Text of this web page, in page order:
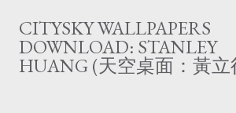
Skip to main content
CITYSKY WALLPAPERS
DOWNLOAD: STANLEY
HUANG (天空桌面：黃立